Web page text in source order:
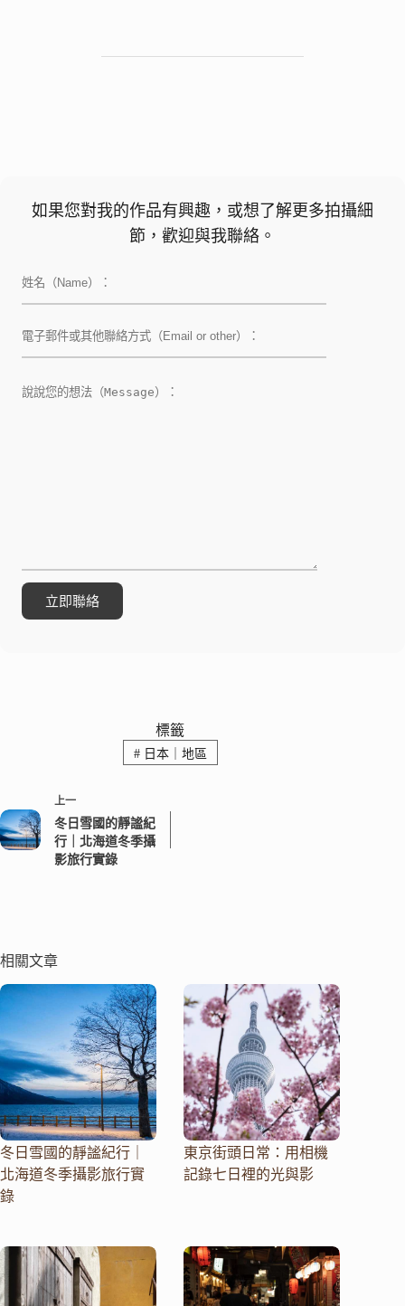
如果您對我的作品有興趣，或想了解更多拍攝細
節，歡迎與我聯絡。
標籤
#日本｜地區
上一
冬日雪國的靜謐紀
行｜北海道冬季攝
影旅行實錄
相關文章
冬日雪國的靜謐紀行｜
北海道冬季攝影旅行實
錄
東京街頭日常：用相機
記錄七日裡的光與影